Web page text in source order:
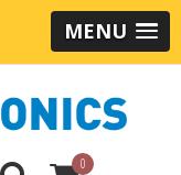
MENU
0